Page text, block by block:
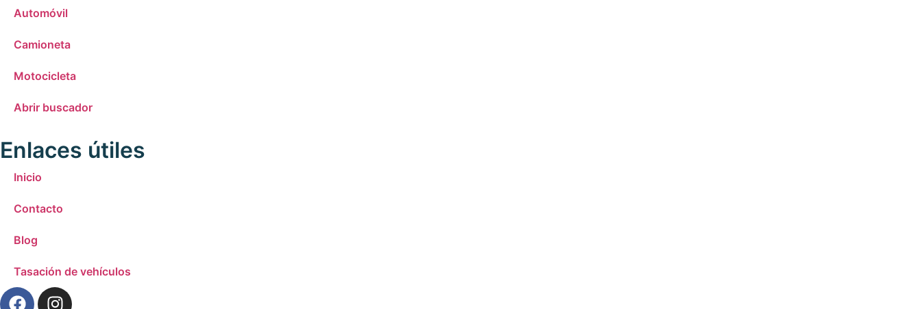
Automóvil
Camioneta
Motocicleta
Abrir buscador
Enlaces útiles
Inicio
Contacto
Blog
Tasación de vehículos